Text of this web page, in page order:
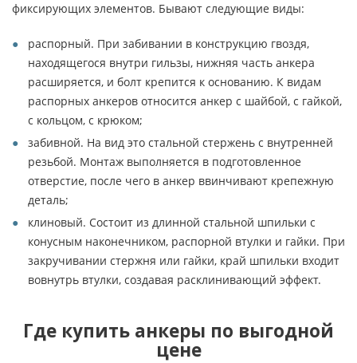
фиксирующих элементов. Бывают следующие виды:
распорный. При забивании в конструкцию гвоздя,
находящегося внутри гильзы, нижняя часть анкера
расширяется, и болт крепится к основанию. К видам
распорных анкеров относится анкер с шайбой, с гайкой,
с кольцом, с крюком;
забивной. На вид это стальной стержень с внутренней
резьбой. Монтаж выполняется в подготовленное
отверстие, после чего в анкер ввинчивают крепежную
деталь;
клиновый. Состоит из длинной стальной шпильки с
конусным наконечником, распорной втулки и гайки. При
закручивании стержня или гайки, край шпильки входит
вовнутрь втулки, создавая расклинивающий эффект.
Где купить анкеры по выгодной
цене